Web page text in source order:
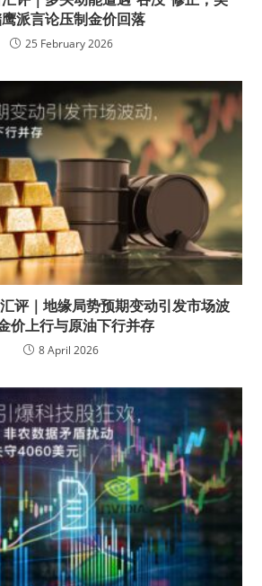
派言论压制金价回落
25 February 2026
评｜地缘局势预期变动引发市场波
价上行与原油下行并存
8 April 2026